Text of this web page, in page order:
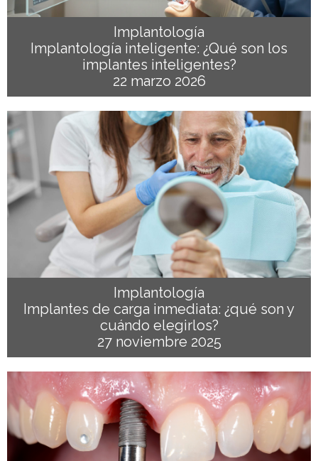
Implantología
Implantología inteligente: ¿Qué son los
implantes inteligentes?
22 marzo 2026
Implantología
Implantes de carga inmediata: ¿qué son y
cuándo elegirlos?
27 noviembre 2025